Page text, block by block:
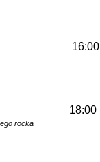
16:00
rocka
18:00